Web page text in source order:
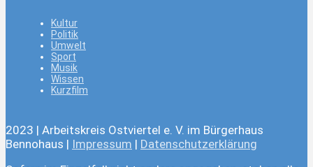
Kultur
Politik
Umwelt
Sport
Musik
Wissen
Kurzfilm
2023 | Arbeitskreis Ostviertel e. V. im Bürgerhaus
Bennohaus | Impressum | Datenschutzerklärung